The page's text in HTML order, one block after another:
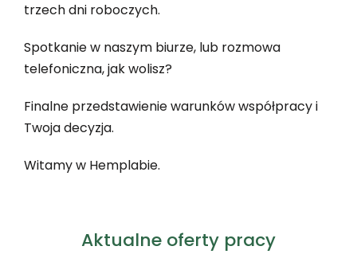
trzech dni roboczych.
Spotkanie w naszym biurze, lub rozmowa
telefoniczna, jak wolisz?
Finalne przedstawienie warunków współpracy i
Twoja decyzja.
Witamy w Hemplabie.
Aktualne oferty pracy